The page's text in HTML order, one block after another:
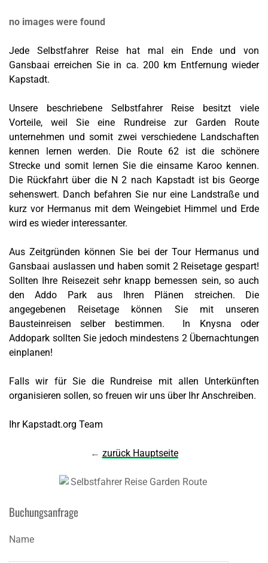
no images were found
Jede Selbstfahrer Reise hat mal ein Ende und von
Gansbaai erreichen Sie in ca. 200 km Entfernung wieder
Kapstadt.
Unsere beschriebene Selbstfahrer Reise besitzt viele
Vorteile, weil Sie eine Rundreise zur Garden Route
unternehmen und somit zwei verschiedene Landschaften
kennen lernen werden. Die Route 62 ist die schönere
Strecke und somit lernen Sie die einsame Karoo kennen.
Die Rückfahrt über die N 2 nach Kapstadt ist bis George
sehenswert. Danch befahren Sie nur eine Landstraße und
kurz vor Hermanus mit dem Weingebiet Himmel und Erde
wird es wieder interessanter.
Aus Zeitgründen können Sie bei der Tour Hermanus und
Gansbaai auslassen und haben somit 2 Reisetage gespart!
Sollten Ihre Reisezeit sehr knapp bemessen sein, so auch
den Addo Park aus Ihren Plänen streichen. Die
angegebenen Reisetage können Sie mit unseren
Bausteinreisen selber bestimmen. In Knysna oder
Addopark sollten Sie jedoch mindestens 2 Übernachtungen
einplanen!
Falls wir für Sie die Rundreise mit allen Unterkünften
organisieren sollen, so freuen wir uns über Ihr Anschreiben.
Ihr Kapstadt.org Team
← zurück Hauptseite
Buchungsanfrage
Name